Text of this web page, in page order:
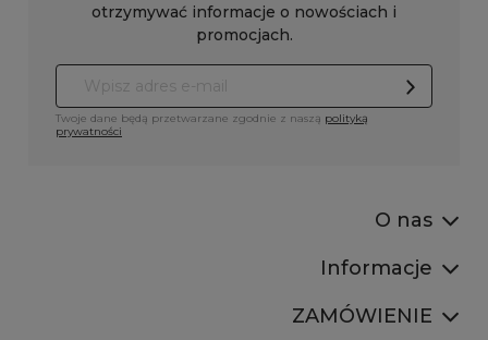
otrzymywać informacje o nowościach i
promocjach.
Twoje dane będą przetwarzane zgodnie z naszą polityką
prywatności
O nas
Informacje
ZAMÓWIENIE